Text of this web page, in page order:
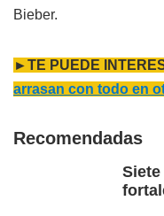
Bieber.
►TE PUEDE
arrasan con todo en
Recomendadas